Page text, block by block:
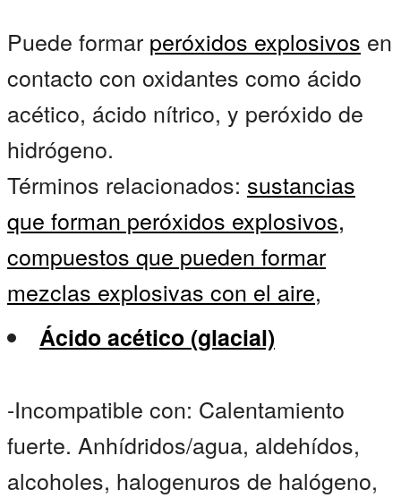
Puede formar peróxidos explosivos en
contacto con oxidantes como ácido
acético, ácido nítrico, y peróxido de
hidrógeno.
Términos relacionados: sustancias
que forman peróxidos explosivos,
compuestos que pueden formar
mezclas explosivas con el aire,
Ácido acético (glacial)
-Incompatible con: Calentamiento
fuerte. Anhídridos/agua, aldehídos,
alcoholes, halogenuros de halógeno,